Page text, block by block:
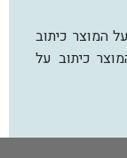
המוצר כיתוב
כיתוב על